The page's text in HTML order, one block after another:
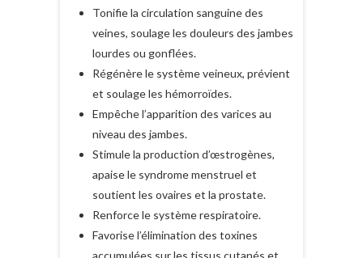
Tonifie la circulation sanguine des
veines, soulage les douleurs des jambes
lourdes ou gonflées.
Régénère le système veineux, prévient
et soulage les hémorroïdes.
Empêche l’apparition des varices au
niveau des jambes.
Stimule la production d’œstrogènes,
apaise le syndrome menstruel et
soutient les ovaires et la prostate.
Renforce le système respiratoire.
Favorise l’élimination des toxines
accumulées sur les tissus cutanés et